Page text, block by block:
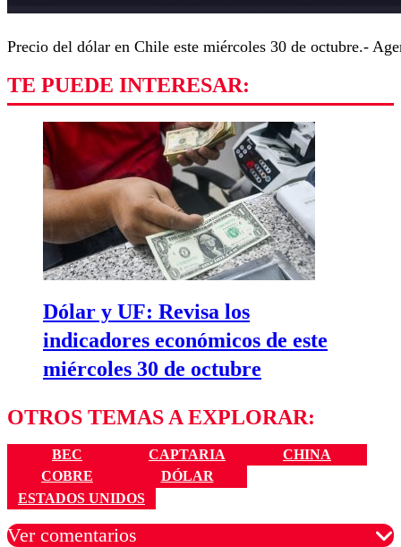
Precio del dólar en Chile este miércoles 30 de octubre.-
TE PUEDE INTERESAR:
Dólar y UF: Revisa los
indicadores económicos de este
miércoles 30 de octubre
OTROS TEMAS A EXPLORAR:
BEC CAPTARIA
CHINA
COBRE
DÓLAR
ESTADOS UNIDOS
Ver comentarios